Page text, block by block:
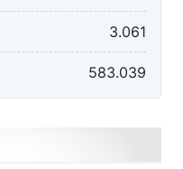
3.061
583.039